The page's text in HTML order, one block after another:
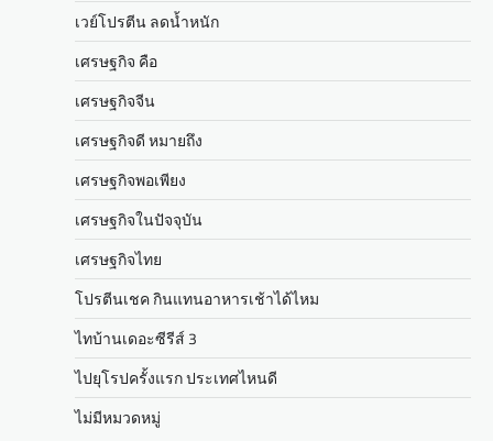
เวย์โปรตีน ลดน้ำหนัก
เศรษฐกิจ คือ
เศรษฐกิจจีน
เศรษฐกิจดี หมายถึง
เศรษฐกิจพอเพียง
เศรษฐกิจในปัจจุบัน
เศรษฐกิจไทย
โปรตีนเชค กินแทนอาหารเช้าได้ไหม
ไทบ้านเดอะซีรีส์ 3
ไปยุโรปครั้งแรก ประเทศไหนดี
ไม่มีหมวดหมู่